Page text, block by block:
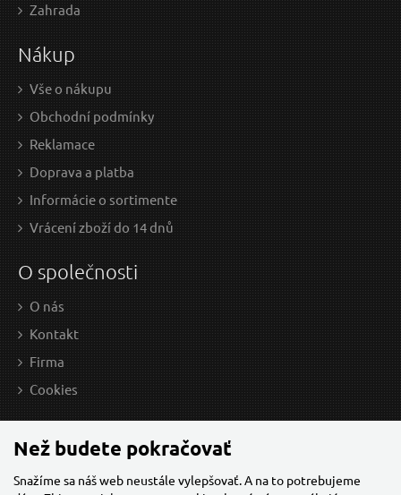
Zahrada
Nákup
Vše o nákupu
Obchodní podmínky
Reklamace
Doprava a platba
Informácie o sortimente
Vrácení zboží do 14 dnů
O společnosti
O nás
Kontakt
Firma
Cookies
Než budete pokračovať
Snažíme sa náš web neustále vylepšovať. A na to potrebujeme